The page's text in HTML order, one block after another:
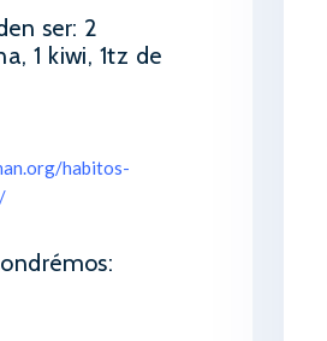
ser: 2
1 kiwi, 1tz de
habitos-